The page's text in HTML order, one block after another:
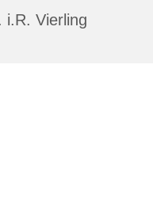
i.R. Vierling